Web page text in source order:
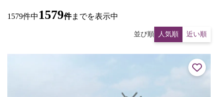
1579件中 1579件までを表示中
並び順 人気順 近い順